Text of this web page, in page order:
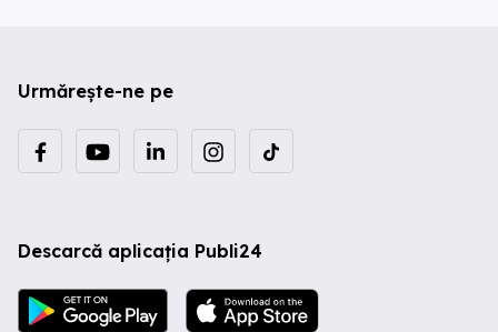
Urmărește-ne pe
Descarcă aplicația Publi24